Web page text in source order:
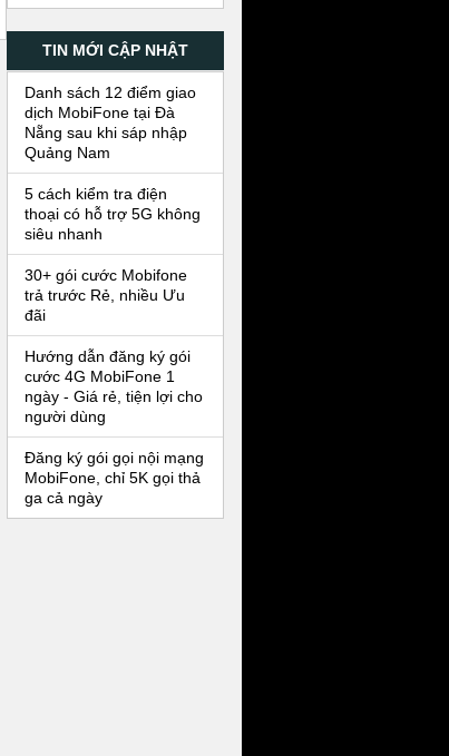
TIN MỚI CẬP NHẬT
Danh sách 12 điểm giao
dịch MobiFone tại Đà
Nẵng sau khi sáp nhập
Quảng Nam
5 cách kiểm tra điện
thoại có hỗ trợ 5G không
siêu nhanh
30+ gói cước Mobifone
trả trước Rẻ, nhiều Ưu
đãi
Hướng dẫn đăng ký gói
cước 4G MobiFone 1
ngày - Giá rẻ, tiện lợi cho
người dùng
Đăng ký gói gọi nội mạng
MobiFone, chỉ 5K gọi thả
ga cả ngày